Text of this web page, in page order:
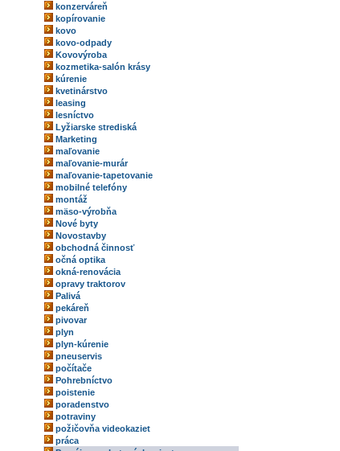
konzerváreň
kopírovanie
kovo
kovo-odpady
Kovovýroba
kozmetika-salón krásy
kúrenie
kvetinárstvo
leasing
lesníctvo
Lyžiarske strediská
Marketing
maľovanie
maľovanie-murár
maľovanie-tapetovanie
mobilné telefóny
montáž
mäso-výrobňa
Nové byty
Novostavby
obchodná činnosť
očná optika
okná-renovácia
opravy traktorov
Palivá
pekáreň
pivovar
plyn
plyn-kúrenie
pneuservis
počítače
Pohrebníctvo
poistenie
poradenstvo
potraviny
požičovňa videokaziet
práca